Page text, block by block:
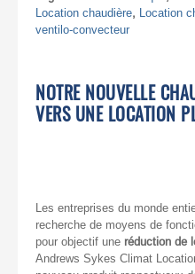
Location chaudière, Location
ventilo-convecteur
NOTRE NOUVELLE
VERS UNE LOCATION
Les entreprises du monde
recherche de moyens de
pour objectif une réduction de
Andrews Sykes Climat